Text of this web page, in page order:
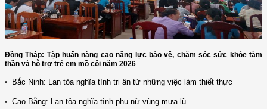
Đồng Tháp: Tập huấn nâng cao năng lực bảo vệ, chăm sóc sức khỏe tâm
thần và hỗ trợ trẻ em mồ côi năm 2026
Bắc Ninh: Lan tỏa nghĩa tình tri ân từ những việc làm thiết thực
Cao Bằng: Lan tỏa nghĩa tình phụ nữ vùng mưa lũ